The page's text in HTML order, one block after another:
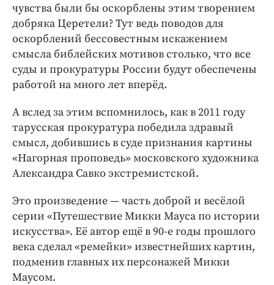
чувства были бы оскорблены этим творением
добряка Церетели? Тут ведь поводов для
оскорблений бессовестным искажением
смысла библейских мотивов столько, что все
суды и прокуратуры России будут обеспечены
работой на много лет вперёд.
А вслед за этим вспомнилось, как в 2011 году
тарусская прокуратура победила здравый
смысл, добившись в суде признания картины
«Нагорная проповедь» московского художника
Александра Савко экстремистской.
Это произведение — часть доброй и весёлой
серии «Путешествие Микки Мауса по истории
искусства». Её автор ещё в 90-е годы прошлого
века сделал «ремейки» известнейших картин,
подменив главных их персонажей Микки
Маусом.